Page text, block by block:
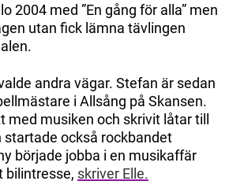
2004 med ”En gång för alla” men
utan fick lämna tävlingen
andra vägar. Stefan är sedan
i Allsång på Skansen.
med musiken och skrivit låtar till
startade också rockbandet
började jobba i en musikaffär
bilintresse, skriver Elle.